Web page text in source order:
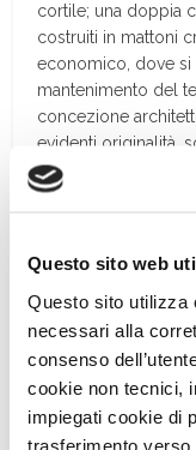
Questo sito web
Questo sito utilizza
necessari alla
consenso
cookie non tecnici,
impiegati cookie di
trasferimento
cortile; una doppia
costruiti in mattoni
economico, dove si
mantenimento del
concezione
evidenti originalità,
ad allora sulla riva
piloni in mattoni
Mentre i templi
microcosmo della
“milioni di anni”
anche se
insistere su un
magnificare la